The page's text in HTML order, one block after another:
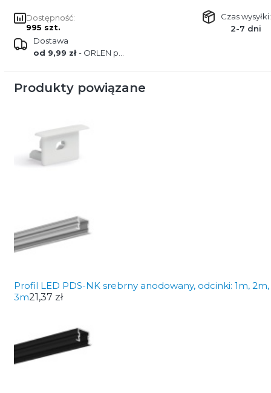
Dostępność:
995 szt.
Czas wysyłki:
2-7 dni
Dostawa
od 9,99 zł- ORLEN paczka
Produkty powiązane
Profil LED PDS-NK srebrny anodowany, odcinki: 1m, 2m,
3m21,37 zł